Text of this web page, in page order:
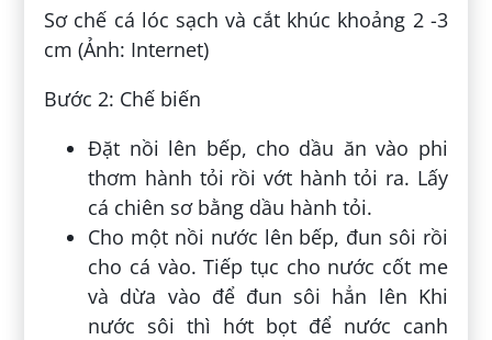
Sơ chế cá lóc sạch và cắt khúc khoảng 2 -3
cm (Ảnh: Internet)
Bước 2: Chế biến
Đặt nồi lên bếp, cho dầu ăn vào phi
thơm hành tỏi rồi vớt hành tỏi ra. Lấy
cá chiên sơ bằng dầu hành tỏi.
Cho một nồi nước lên bếp, đun sôi rồi
cho cá vào. Tiếp tục cho nước cốt me
và dừa vào để đun sôi hẳn lên Khi
nước sôi thì hớt bọt để nước canh